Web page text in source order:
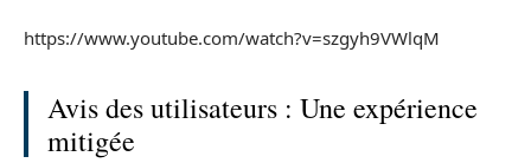
https://www.youtube.com/watch?v=szgyh9VWlqM
Avis des utilisateurs : Une expérience
mitigée